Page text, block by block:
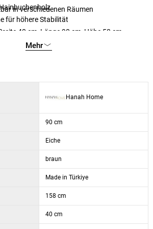
in verschiedenen Räumen
für höhere Stabilität
40 cm, Länge 90 cm, Höhe 58 cm
Mehr
Hanah Home
90 cm
Eiche
braun
Made in Türkiye
158 cm
40 cm